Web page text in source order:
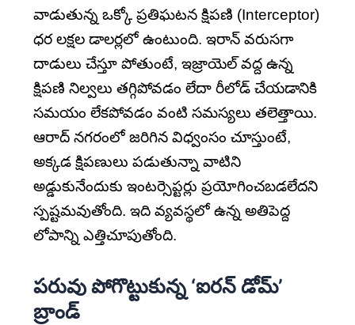
వాడుతున్న ఒక్కో ప్రతిఘటన క్షిపణి (Interceptor)
ధర లక్షల డాలర్లలో ఉంటుంది. ఇరాన్ వరుసగా
దాడులు చేస్తూ పోతుంటే, ఇజ్రాయెల్ వద్ద ఉన్న
క్షిపణి నిల్వలు తగ్గిపోవడం లేదా రీలోడ్ చేయడానికి
సమయం లేకపోవడం వంటి సమస్యలు తలెత్తాయి.
ఆరాద్ నగరంలో జరిగిన విధ్వంసం చూస్తుంటే,
అక్కడ క్షిపణులు పడుతున్నా వాటిని
అడ్డుకునేందుకు ఇంటర్సెప్టర్లు ప్రయోగించబడలేదని
స్పష్టమవుతోంది. ఇది వ్యవస్థలో ఉన్న అతిపెద్ద
లోపాన్ని ఎత్తిచూపుతోంది.
పరువు పోగొట్టుకున్న ‘ఐరన్ డోమ్’
బ్రాండ్